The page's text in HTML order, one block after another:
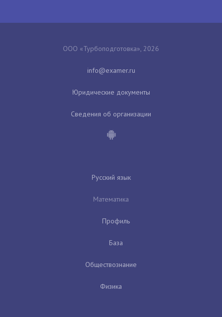
ООО «Турбоподготовка», 2026
Юридические документы
Сведения об организации
Русский язык
Математика
Профиль
База
Обществознание
Физика